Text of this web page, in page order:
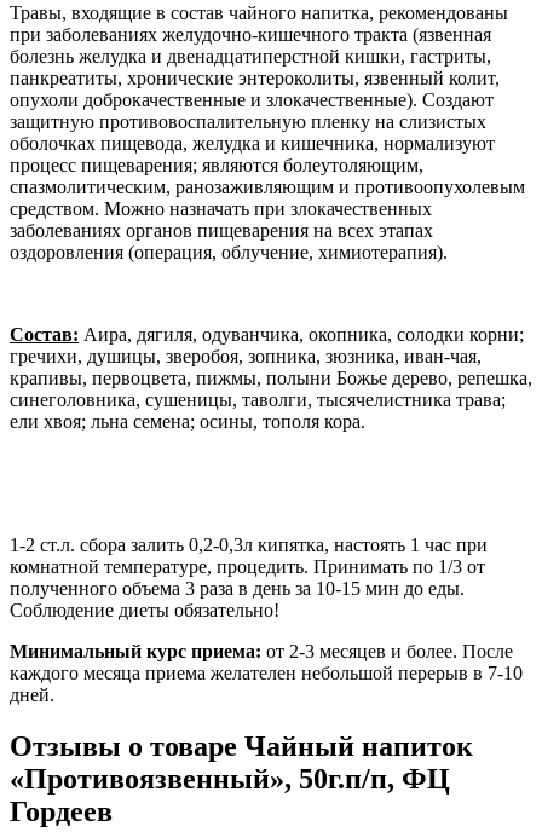
Травы, входящие в состав чайного напитка, рекомендованы
при заболеваниях желудочно-кишечного тракта (язвенная
болезнь желудка и двенадцатиперстной кишки, гастриты,
панкреатиты, хронические энтероколиты, язвенный колит,
опухоли доброкачественные и злокачественные). Создают
защитную противовоспалительную пленку на слизистых
оболочках пищевода, желудка и кишечника, нормализуют
процесс пищеварения; являются болеутоляющим,
спазмолитическим, ранозаживляющим и противоопухолевым
средством. Можно назначать при злокачественных
заболеваниях органов пищеварения на всех этапах
оздоровления (операция, облучение, химиотерапия).
Состав: Аира, дягиля, одуванчика, окопника, солодки корни;
гречихи, душицы, зверобоя, зопника, зюзника, иван-чая,
крапивы, первоцвета, пижмы, полыни Божье дерево, репешка,
синеголовника, сушеницы, таволги, тысячелистника трава;
ели хвоя; льна семена; осины, тополя кора.
1-2 ст.л. сбора залить 0,2-0,3л кипятка, настоять 1 час при
комнатной температуре, процедить. Принимать по 1/3 от
полученного объема 3 раза в день за 10-15 мин до еды.
Соблюдение диеты обязательно!
Минимальный курс приема: от 2-3 месяцев и более. После
каждого месяца приема желателен небольшой перерыв в 7-10
дней.
Отзывы о товаре Чайный напиток
«Противоязвенный», 50г.п/п, ФЦ
Гордеев